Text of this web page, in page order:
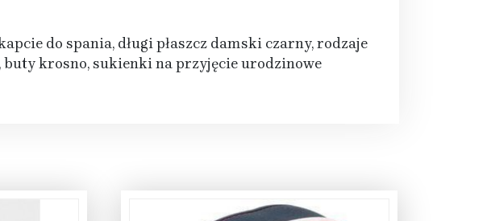
do spania, długi płaszcz damski czarny, rodzaje
krosno, sukienki na przyjęcie urodzinowe